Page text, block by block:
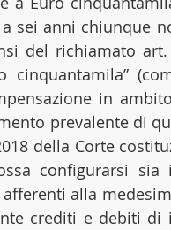
sei anni chiunque
del richiamato
in
prevalente di
della Corte
configurarsi sia
alla
crediti e debiti di